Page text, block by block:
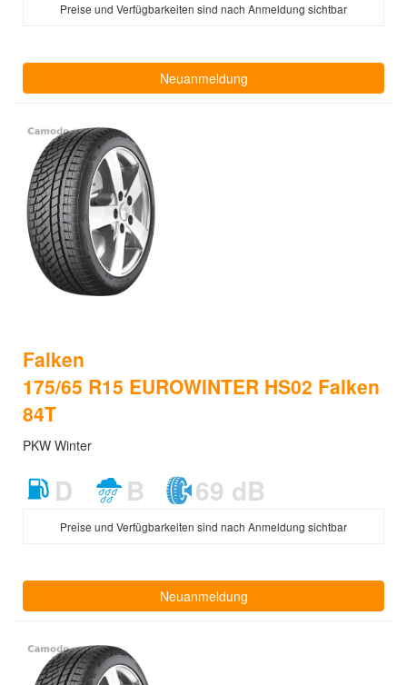
Preise und Verfügbarkeiten sind nach Anmeldung sichtbar
Neuanmeldung
Falken
175/65 R15 EUROWINTER HS02 Falken
84T
PKW Winter
D B 69 dB
Preise und Verfügbarkeiten sind nach Anmeldung sichtbar
Neuanmeldung